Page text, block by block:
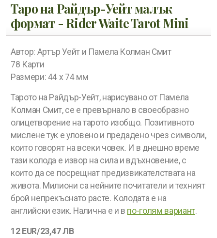
Таро на Райдър-Уейт малък
формат - Rider Waite Tarot Mini
Автор: Артър Уейт и Памела Колман Смит
78 Карти
Размери: 44 х 74 мм
Тарото на Райдър-Уейт, нарисувано от Памела
Колман Смит, се е превърнало в своеобразно
олицетворение на тарото изобщо. Позитивното
мислене тук е уловено и предадено чрез символи,
които говорят на всеки човек. И в днешно време
тази колода е извор на сила и вдъхновение, с
които да се посрещнат предизвикателствата на
живота. Милиони са нейните почитатели и техният
брой непрекъснато расте. Колодата е на
английски език. Налична е и в по-голям вариант.
12 EUR/23,47 ЛВ